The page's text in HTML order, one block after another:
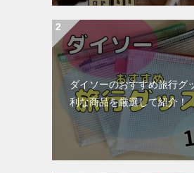
ダイソーのおすすめ旅行グ
利な商品を厳選して紹介！